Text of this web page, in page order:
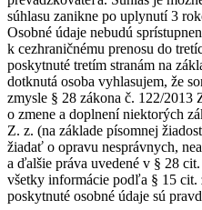
súhlasu zanikne po uplynutí 3
Osobné údaje nebudú
k cezhraničnému prenosu do
poskytnuté tretím stranám na
dotknutá osoba vyhlasujem, že
zmysle § 28 zákona č. 122/2013
o zmene a doplnení niektorých
Z. z. (na základe písomnej
žiadať o opravu nesprávnych,
a ďalšie práva uvedené v § 28
všetky informácie podľa § 15 cit.
poskytnuté osobné údaje sú